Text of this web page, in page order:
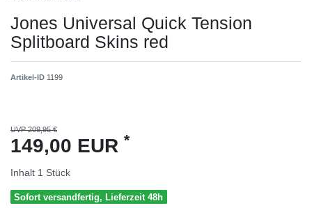
Jones Universal Quick Tension
Splitboard Skins red
Artikel-ID 1199
UVP 209,95 €
149,00 EUR *
Inhalt 1 Stück
Sofort versandfertig, Lieferzeit 48h